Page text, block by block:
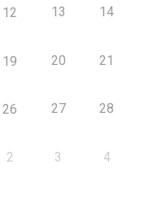
12 13 14
19 20 21
26 27 28
2 3 4